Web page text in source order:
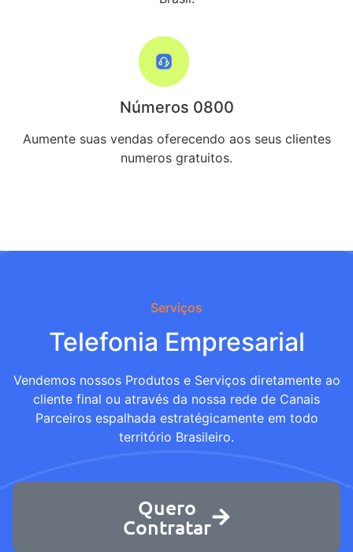
Números 0800
Aumente suas vendas oferecendo aos seus clientes
numeros gratuitos.
Serviços
Telefonia Empresarial
Vendemos nossos Produtos e Serviços diretamente ao
cliente final ou através da nossa rede de Canais
Parceiros espalhada estratégicamente em todo
território Brasileiro.
Quero
Contratar